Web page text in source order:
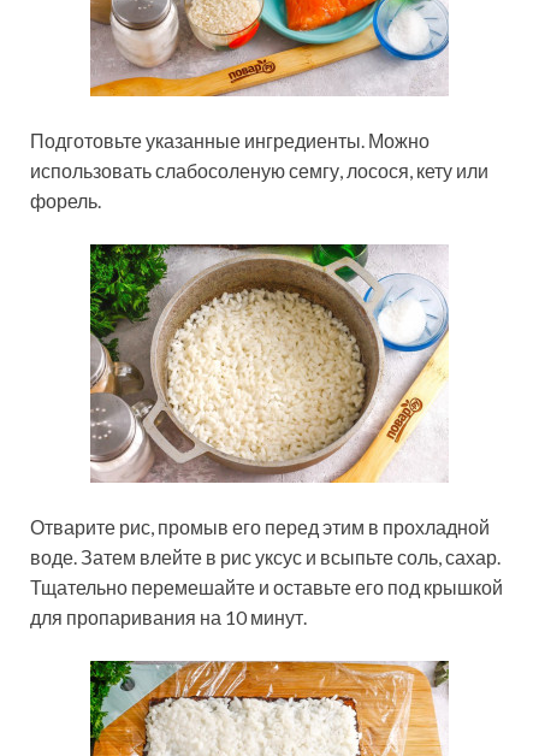
Подготовьте указанные ингредиенты. Можно
использовать слабосоленую семгу, лосося, кету или
форель.
Отварите рис, промыв его перед этим в прохладной
воде. Затем влейте в рис уксус и всыпьте соль, сахар.
Тщательно перемешайте и оставьте его под крышкой
для пропаривания на 10 минут.